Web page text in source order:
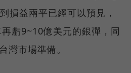
損益兩平已經可以預見，
虧9~10億美元的銀彈，同
灣市場準備。